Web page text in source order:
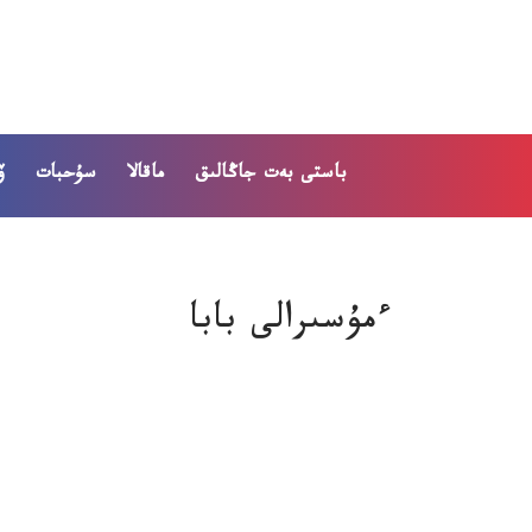
باستى بەت جاڭالىق ماقالا سۇحبات
ءمۇسىرالى بابا